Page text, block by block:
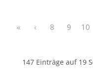
« ‹ 8 9 10
147 Einträge auf 19